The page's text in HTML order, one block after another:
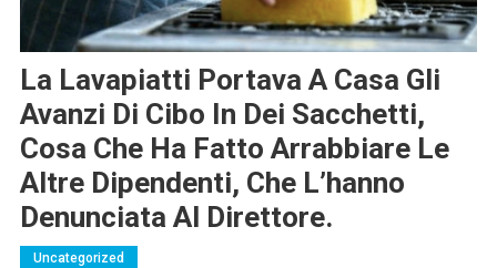
La Lavapiatti Portava A Casa Gli
Avanzi Di Cibo In Dei Sacchetti,
Cosa Che Ha Fatto Arrabbiare Le
Altre Dipendenti, Che L’hanno
Denunciata Al Direttore.
Uncategorized